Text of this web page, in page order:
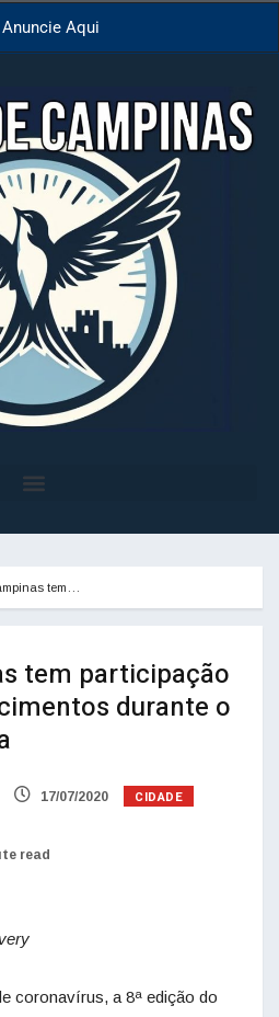
Anuncie Aqui
tem…
tem participação
durante o
17/07/2020 CIDADE
read
coronavírus, a 8ª edição do